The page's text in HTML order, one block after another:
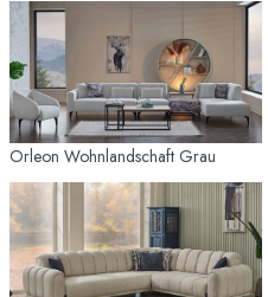
Orleon Wohnlandschaft Grau